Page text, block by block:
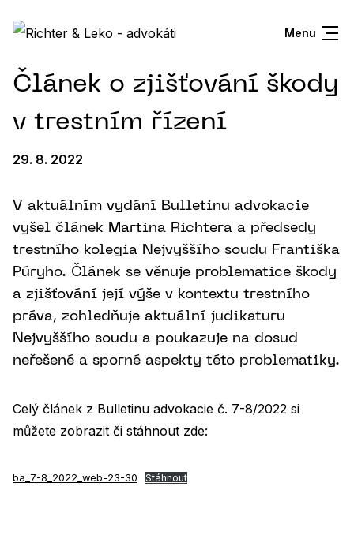
Menu
Článek o zjišťování škody
v trestním řízení
29. 8. 2022
V aktuálním vydání Bulletinu advokacie
vyšel článek Martina Richtera a předsedy
trestního kolegia Nejvyššího soudu Františka
Púryho. Článek se věnuje problematice škody
a zjišťování její výše v kontextu trestního
práva, zohledňuje aktuální judikaturu
Nejvyššího soudu a poukazuje na dosud
neřešené a sporné aspekty této problematiky.
Celý článek z Bulletinu advokacie č. 7-8/2022 si
můžete zobrazit či stáhnout zde:
ba_7-8_2022_web-23-30 Stáhnout